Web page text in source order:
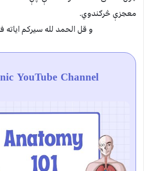
معجزې څرګندوي.
و قل الحمد لله سيرکم اياته
YouTube Channel